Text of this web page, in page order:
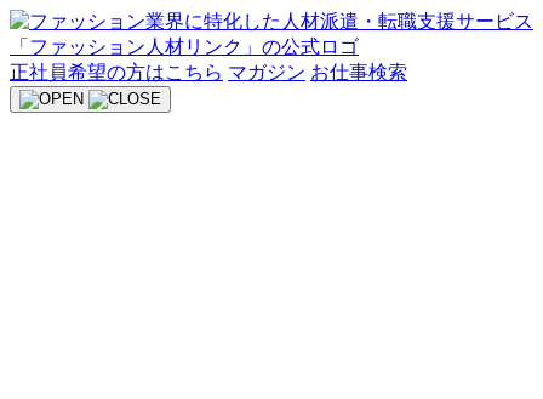
Skip
to
content
正社員希望の方はこちら マガジン お仕事検索